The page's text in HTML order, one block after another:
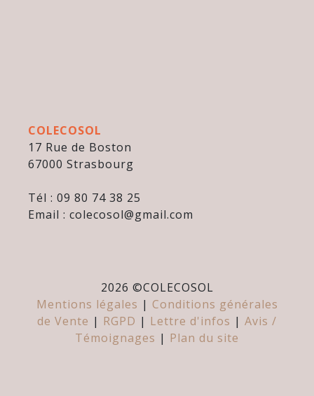
COLECOSOL
17 Rue de Boston
67000 Strasbourg
Tél : 09 80 74 38 25
Email : colecosol@gmail.com
2026 ©COLECOSOL
Mentions légales | Conditions générales
de Vente | RGPD | Lettre d'infos | Avis /
Témoignages | Plan du site